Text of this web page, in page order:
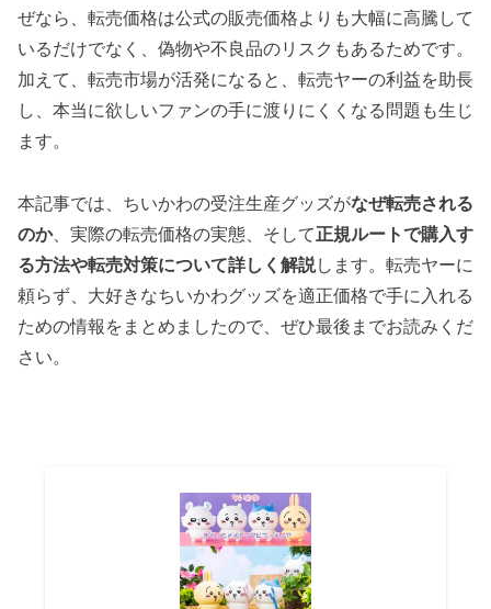
ぜなら、転売価格は公式の販売価格よりも大幅に高騰して
いるだけでなく、偽物や不良品のリスクもあるためです。
加えて、転売市場が活発になると、転売ヤーの利益を助長
し、本当に欲しいファンの手に渡りにくくなる問題も生じ
ます。
本記事では、ちいかわの受注生産グッズがなぜ転売される
のか、実際の転売価格の実態、そして正規ルートで購入す
る方法や転売対策について詳しく解説します。転売ヤーに
頼らず、大好きなちいかわグッズを適正価格で手に入れる
ための情報をまとめましたので、ぜひ最後までお読みくだ
さい。